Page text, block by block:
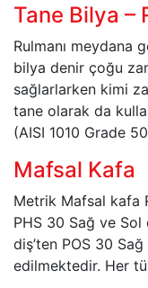
Tane Bilya –
Rulmanı meydana
bilya denir çoğu
sağlarlarken kimi
tane olarak da
(AISI 1010 Grade
Mafsal Kafa
Metrik Mafsal kafa
PHS 30 Sağ ve Sol
diş’ten POS 30
edilmektedir. Her